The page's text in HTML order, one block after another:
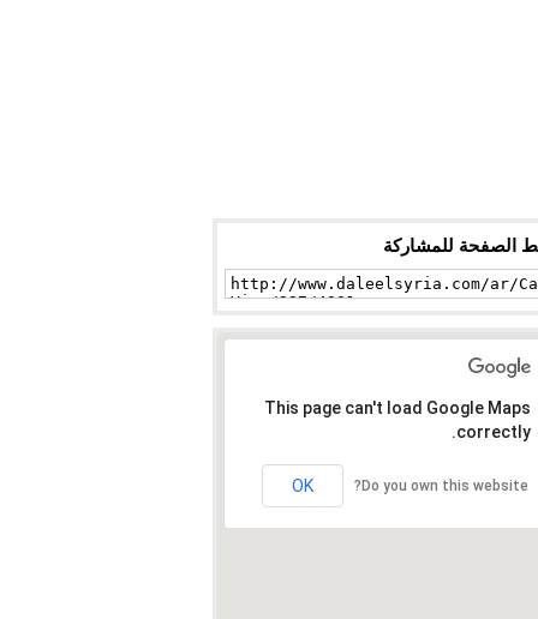
الصفحة للمشاركة
This page can't load Google Maps
correctly.
Do you own this website?
OK